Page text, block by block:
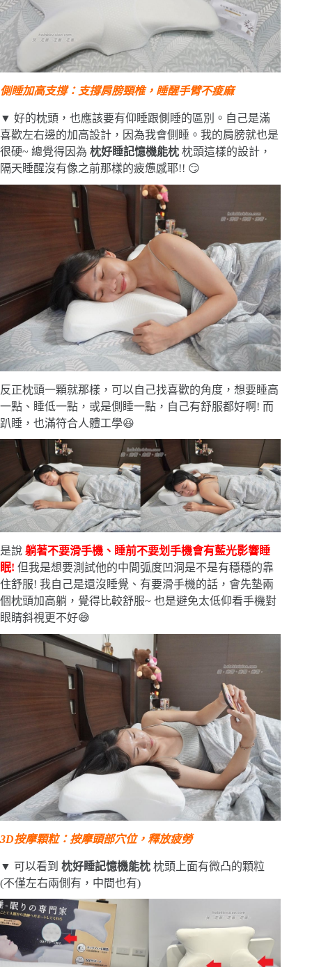
側睡加高支撐：支撐肩膀頸椎，睡醒手臂不痠麻
▼ 好的枕頭，也應該要有仰睡跟側睡的區別。自己是滿
喜歡左右邊的加高設計，因為我會側睡。我的肩膀就也是
很硬~ 總覺得因為 枕好睡記憶機能枕 枕頭這樣的設計，
隔天睡醒沒有像之前那樣的疲憊感耶!! 😏
反正枕頭一顆就那樣，可以自己找喜歡的角度，想要睡高
一點、睡低一點，或是側睡一點，自己有舒服都好啊! 而
趴睡，也滿符合人體工學😆
是說 躺著不要滑手機、睡前不要划手機會有藍光影響睡
眠! 但我是想要測試他的中間弧度凹洞是不是有穩穩的靠
住舒服! 我自己是還沒睡覺、有要滑手機的話，會先墊兩
個枕頭加高躺，覺得比較舒服~ 也是避免太低仰看手機對
眼睛斜視更不好😅
3D按摩顆粒：按摩頭部穴位，釋放疲勞
▼ 可以看到 枕好睡記憶機能枕 枕頭上面有微凸的顆粒
(不僅左右兩側有，中間也有)